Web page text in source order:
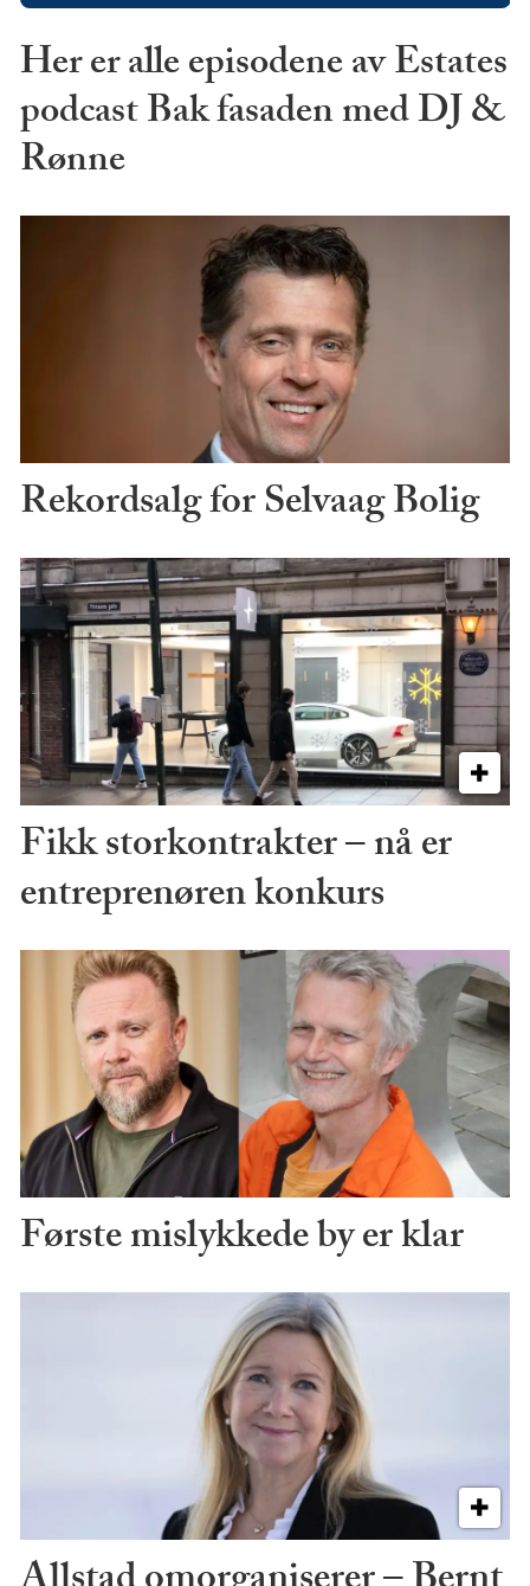
Her er alle episodene av Estates
podcast Bak fasaden med DJ &
Rønne
Rekordsalg for Selvaag Bolig
Fikk storkontrakter – nå er
entreprenøren konkurs
Første mislykkede by er klar